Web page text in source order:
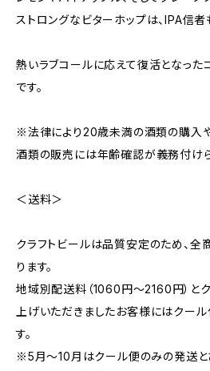
ストロングなビターホップは、IPA信者
熱いラブコールに応えて復活となった
です。
※法律により20歳未満の酒類の購入や
酒類の販売には年齢確認が義務付けら
＜送料＞
クラフトビールは品質安定のため、全
ります。
地域別配送料（1060円～2160円）と
上げいただきましたお客様にはクー
す。
※5月～10月はクール便のみの発送と